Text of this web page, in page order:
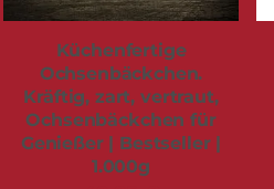
Küchenfertige
Ochsenbäckchen.
Kräftig, zart, vertraut,
Ochsenbäckchen für
Genießer | Bestseller |
1.000g